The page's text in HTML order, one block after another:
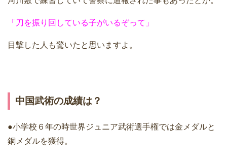
「刀を振り回している子がいるぞって」
目撃した人も驚いたと思いますよ。
中国武術の成績は？
●小学校６年の時世界ジュニア武術選手権では金メダルと
銅メダルを獲得。